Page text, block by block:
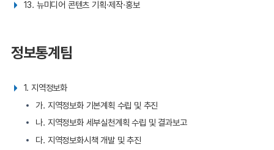
13. 뉴미디어 콘텐츠 기획·제작·홍보
정보통계팀
1. 지역정보화
가. 지역정보화 기본계획 수립 및 추진
나. 지역정보화 세부실천계획 수립 및 결과보고
다. 지역정보화시책 개발 및 추진